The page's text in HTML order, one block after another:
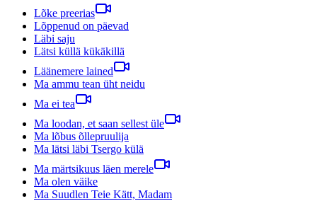
Lõke preerias
Lõppenud on päevad
Läbi saju
Lätsi küllä kükäkillä
Läänemere lained
Ma ammu tean üht neidu
Ma ei tea
Ma loodan, et saan sellest üle
Ma lõbus õllepruulija
Ma lätsi läbi Tsergo külä
Ma märtsikuus läen merele
Ma olen väike
Ma Suudlen Teie Kätt, Madam